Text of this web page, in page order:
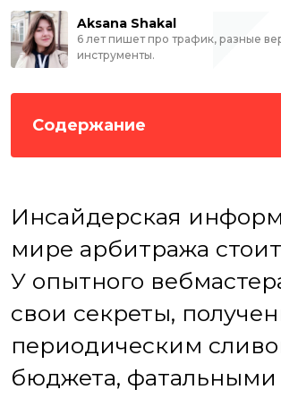
Aksana Shakal
6 лет пишет про трафик, разные
инструменты.
Содержание
Инсайдерская
мире арбитража
У опытного
свои секреты,
периодическим
бюджета, фатальными